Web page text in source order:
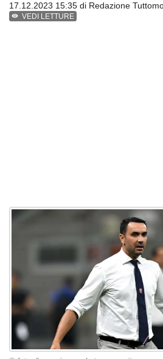
17.12.2023 15:35 di Redazione
VEDI LETTURE